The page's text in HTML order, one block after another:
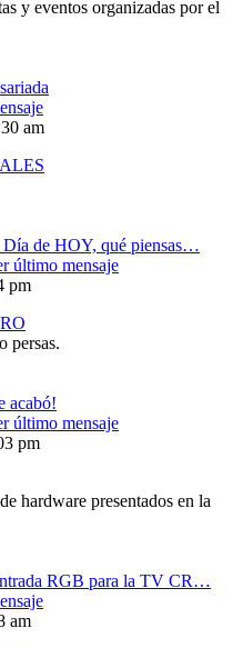
y eventos organizadas por el
am
Día de HOY, qué piensas…
último mensaje
pm
persas.
acabó!
último mensaje
pm
hardware presentados en la
RGB para la TV CR…
am